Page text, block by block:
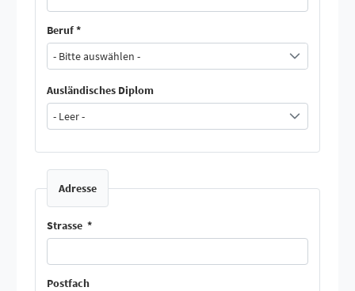
Beruf *
- Bitte auswählen -
Ausländisches Diplom
- Leer -
Adresse
Strasse *
Postfach